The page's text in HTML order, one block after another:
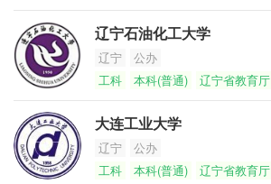
辽宁石油化工大学
辽宁
公办
工科
本科(普通) 辽宁省教育厅
大连工业大学
辽宁
公办
工科
本科(普通) 辽宁省教育厅